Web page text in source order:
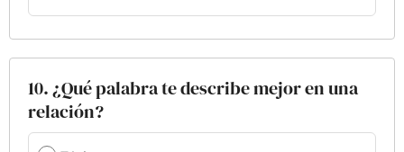
10. ¿Qué palabra te describe mejor en una
relación?